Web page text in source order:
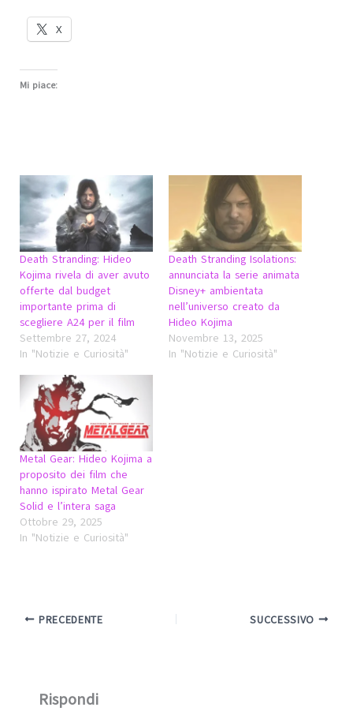
X
Mi piace:
Death Stranding: Hideo
Kojima rivela di aver avuto
offerte dal budget
importante prima di
scegliere A24 per il film
Settembre 27, 2024
In "Notizie e Curiosità"
Death Stranding Isolations:
annunciata la serie animata
Disney+ ambientata
nell’universo creato da
Hideo Kojima
Novembre 13, 2025
In "Notizie e Curiosità"
Metal Gear: Hideo Kojima a
proposito dei film che
hanno ispirato Metal Gear
Solid e l’intera saga
Ottobre 29, 2025
In "Notizie e Curiosità"
PRECEDENTE SUCCESSIVO
Rispondi